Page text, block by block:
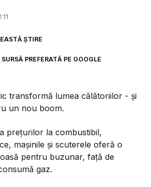
ȘTIRE
PREFERATĂ PE GOOGLE
transformă lumea călătoriilor - și
un nou boom.
prețurilor la combustibil,
mașinile și scuterele oferă o
pentru buzunar, față de
gaz.